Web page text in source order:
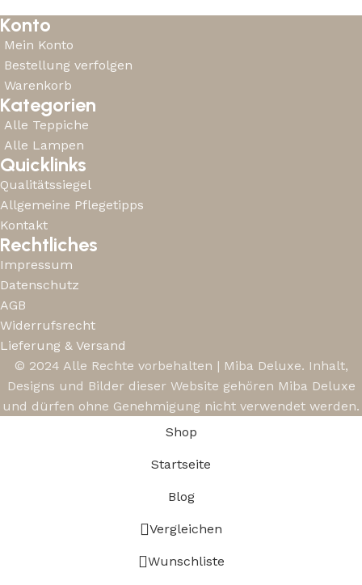
Konto
Mein Konto
Bestellung verfolgen
Warenkorb
Kategorien
Alle Teppiche
Alle Lampen
Quicklinks
Qualitätssiegel
Allgemeine Pflegetipps
Kontakt
Rechtliches
Impressum
Datenschutz
AGB
Widerrufsrecht
Lieferung & Versand
© 2024 Alle Rechte vorbehalten | Miba Deluxe. Inhalt,
Designs und Bilder dieser Website gehören Miba Deluxe
und dürfen ohne Genehmigung nicht verwendet werden.
Shop
Startseite
Blog
Vergleichen
Wunschliste